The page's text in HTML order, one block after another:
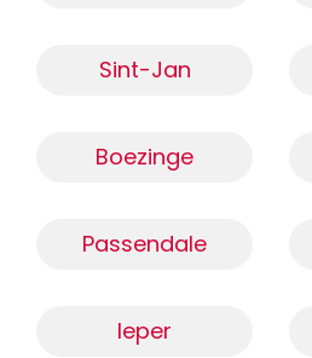
Sint-Jan
Boezinge
Passendale
Ieper